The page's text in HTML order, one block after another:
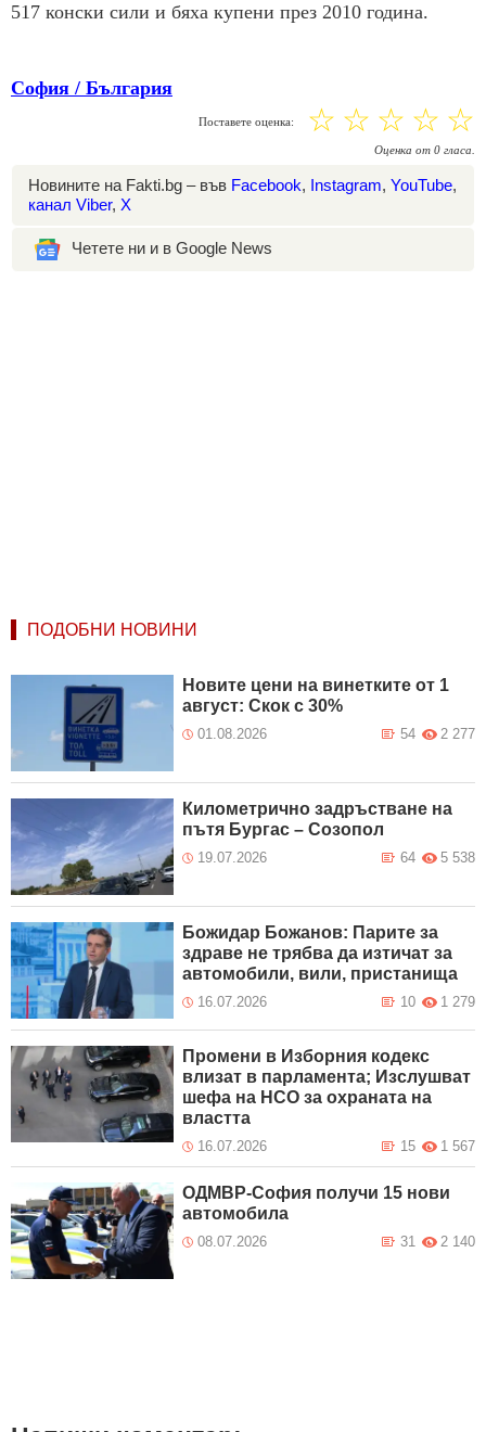
517 конски сили и бяха купени през 2010 година.
София / България
Поставете оценка: ☆
☆
☆
☆
☆
Оценка от 0 гласа.
Новините на Fakti.bg – във Facebook, Instagram, YouTube,
канал Viber, X
Четете ни и в Google News
ПОДОБНИ НОВИНИ
Новите цени на винетките от 1
август: Скок с 30%
01.08.2026 2 277
54
Километрично задръстване на
пътя Бургас – Созопол
19.07.2026 5 538
64
Божидар Божанов: Парите за
здраве не трябва да изтичат за
автомобили, вили, пристанища
16.07.2026 1 279
10
Промени в Изборния кодекс
влизат в парламента; Изслушват
шефа на НСО за охраната на
властта
16.07.2026 1 567
15
ОДМВР-София получи 15 нови
автомобила
08.07.2026 2 140
31